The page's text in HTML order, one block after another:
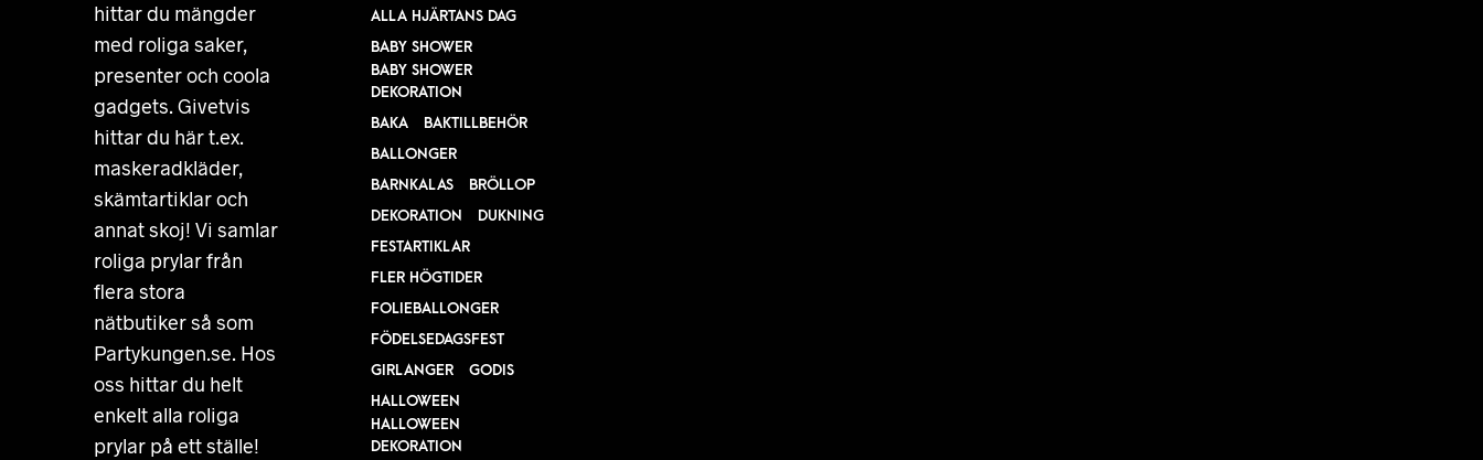
hittar du mängder
med roliga saker,
presenter och coola
gadgets. Givetvis
hittar du här t.ex.
maskeradkläder,
skämtartiklar och
annat skoj! Vi samlar
roliga prylar från
flera stora
nätbutiker så som
Partykungen.se. Hos
oss hittar du helt
enkelt alla roliga
prylar på ett ställe!
ALLA HJÄRTANS DAG
BABY SHOWER
BABY SHOWER
DEKORATION
BAKA
BAKTILLBEHÖR
BALLONGER
BARNKALAS
BRÖLLOP
DEKORATION
DUKNING
FESTARTIKLAR
FLER HÖGTIDER
FOLIEBALLONGER
FÖDELSEDAGSFEST
GIRLANGER
GODIS
HALLOWEEN
HALLOWEEN
DEKORATION